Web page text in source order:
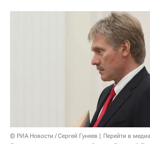
© РИА Новости / Сергей Гунеев
Перейти в